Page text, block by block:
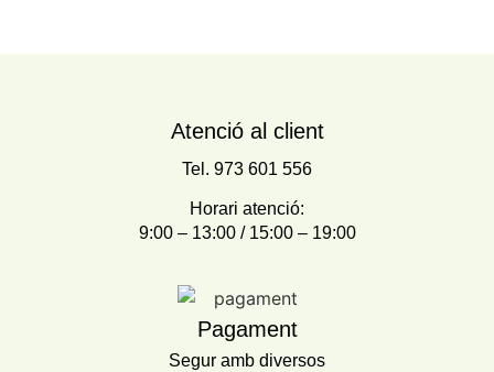
Atenció al client
Tel. 973 601 556
Horari atenció:
9:00 – 13:00 / 15:00 – 19:00
Pagament
Segur amb diversos